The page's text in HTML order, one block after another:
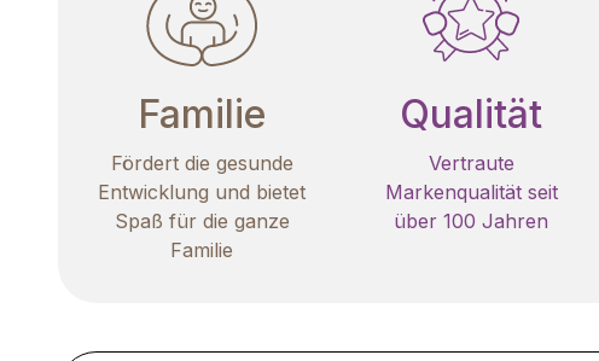
Familie
Fördert die gesunde
Entwicklung und bietet
Spaß für die ganze
Familie
Qualität
Vertraute
Markenqualität seit
über 100 Jahren